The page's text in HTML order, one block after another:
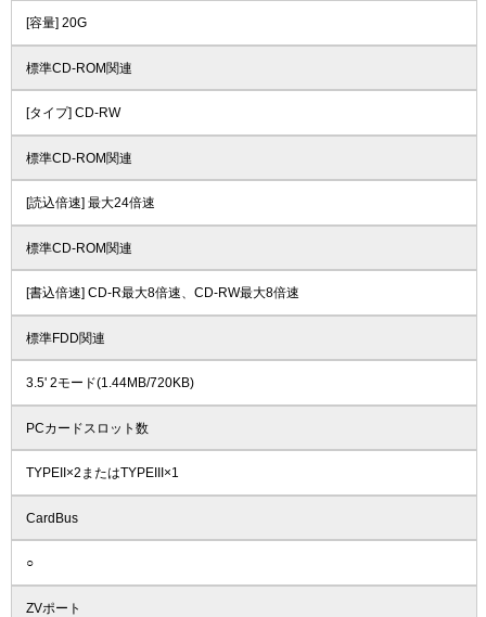
[容量] 20G
標準CD-ROM関連
[タイプ] CD-RW
標準CD-ROM関連
[読込倍速] 最大24倍速
標準CD-ROM関連
[書込倍速] CD-R最大8倍速、CD-RW最大8倍速
標準FDD関連
3.5' 2モード(1.44MB/720KB)
PCカードスロット数
TYPEII×2またはTYPEIII×1
CardBus
○
ZVポート